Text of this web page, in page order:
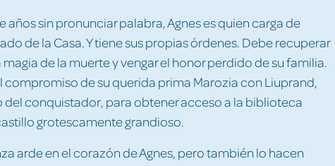
años sin pronunciar palabra, Agnes es quien carga de
de la Casa. Y tiene sus propias órdenes. Debe recuperar
de la muerte y vengar el honor perdido de su familia.
compromiso de su querida prima Marozia con Liuprand,
del conquistador, para obtener acceso a la biblioteca
grotescamente grandioso.
arde en el corazón de Agnes, pero también lo hacen